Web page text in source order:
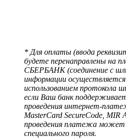
* Для оплаты (ввода
будете перенаправлены
СБЕРБАНК (соединение с
информации
использованием протокола
если Ваш банк
проведения интернет-
MasterCard SecureCode, MIR
проведения платежа может
специального пароля.